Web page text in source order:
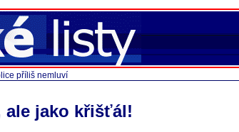
příliš nemluví
ale jako křišťál!